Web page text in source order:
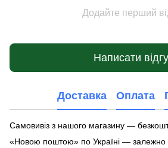
Додайте перший
Написати
Доставка Оплата
Самовивіз з нашого магазину —
«Новою поштою» по Україні — залежно